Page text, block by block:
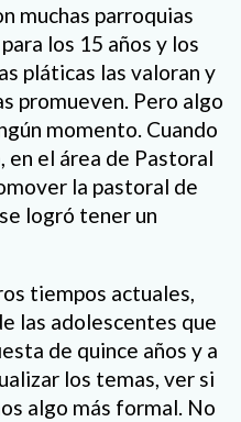
muchas parroquias
los 15 años y los
pláticas las valoran y
promueven. Pero algo
momento. Cuando
en el área de Pastoral
la pastoral de
logró tener un
tiempos actuales,
las adolescentes que
de quince años y a
los temas, ver si
algo más formal. No